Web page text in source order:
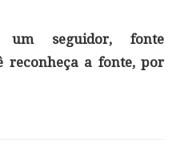
seguidor, fonte
reconheça a fonte, por